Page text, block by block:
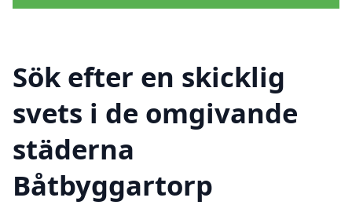
Sök efter en skicklig
svets i de omgivande
städerna
Båtbyggartorp